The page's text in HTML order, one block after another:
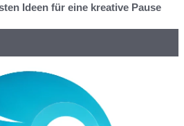
Ideen für eine kreative Pause